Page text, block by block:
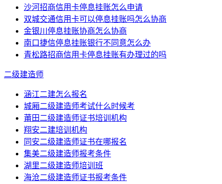
沙河招商信用卡停息挂账怎么申请
双城交通信用卡可以停息挂账吗怎么协商
金银川停息挂账协商怎么协商
南口捷信停息挂账银行不同意怎么办
青松路招商信用卡停息挂账有办理过的吗
二级建造师
涵江二建怎么报名
城厢二级建造师考试什么时候考
莆田二级建造师证书培训机构
翔安二建培训机构
同安二级建造师证书在哪报名
集美二级建造师报考条件
湖里二级建造师培训班
海沧二级建造师证书报考条件